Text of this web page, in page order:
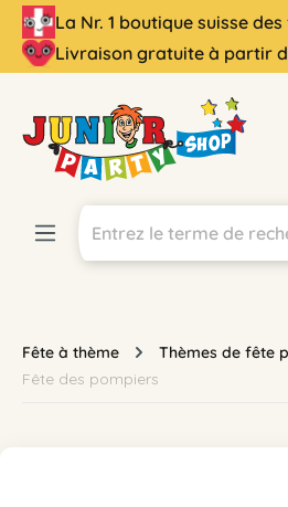
principal
La Nr. 1 boutique suisse
Livraison gratuite à partir
Fête à thème
Thèmes de fête
Fête des pompiers